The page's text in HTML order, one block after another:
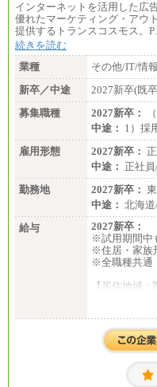
インターネットを活用した広
優れたマーケティング・アウ
提供するトランスコスモス。
続きを読む
業種
その他/IT/情
新卒／中途
2027新卒(既
募集職種
2027新卒：
中途： 1）採
雇用形態
2027新卒：
中途： 正社
勤務地
2027新卒：
中途： 北海
給与
2027新卒：
※試用期間中
※住居・家族
※全職種共通
【居住地域
大学卒：
高専卒：
短大・専門3
専門1年制卒